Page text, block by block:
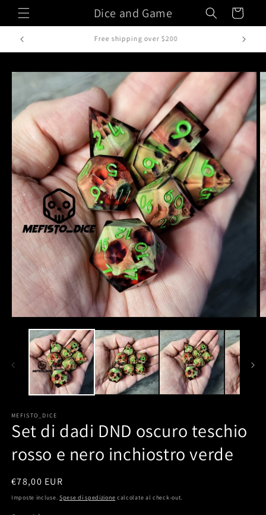
direttamente
ai contenuti
Dice and Game Carrello
Fatto a mano in Italia
Passa alle
sul prodotto
MEFISTO_DICE
Set di dadi DND oscuro teschio
rosso e nero inchiostro verde
Prezzo
di
€78,00 EUR
Imposte incluse. Spese di spedizione calcolate al check-out.